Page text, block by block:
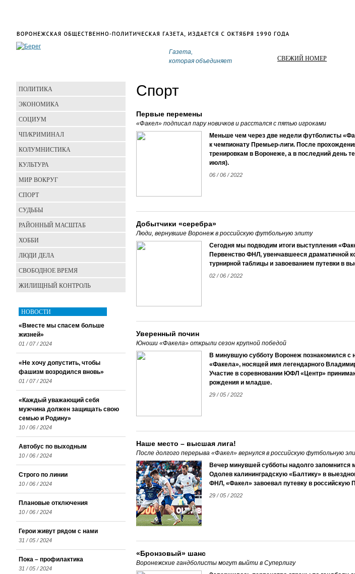
Газета,
которая объединяет
СВЕЖИЙ НОМЕР
Спорт
Первые перемены
«Факел» подписал пару новичков и расстался с пятью игроками
Меньше чем через две недели футболисты
к чемпионату Премьер-лиги. После
тренировкам в Воронеже, а в последний день
июля).
06 / 06 / 2022
Добытчики «серебра»
Люди, вернувшие Воронеж в российскую футбольную элиту
Сегодня мы подводим итоги выступления
Первенство ФНЛ, увенчавшееся драматичной
турнирной таблицы и завоеванием путевки в
02 / 06 / 2022
Уверенный почин
Юноши «Факела» открыли сезон крупной победой
В минувшую субботу Воронеж познакомился
«Факела», носящей имя легендарного
Участие в соревновании ЮФЛ «Центр»
рождения и младше.
29 / 05 / 2022
Наше место – высшая лига!
После долгого перерыва «Факел» вернулся в российскую футбольную
Вечер минувшей субботы надолго
Одолев калининградскую «Балтику» в
ФНЛ, «Факел» завоевал путевку в российскую
29 / 05 / 2022
«Бронзовый» шанс
Воронежские гандболисты могут выйти в Суперлигу
ПОЛИТИКА
ЭКОНОМИКА
СОЦИУМ
ЧП/КРИМИНАЛ
КОЛУМНИСТИКА
КУЛЬТУРА
МИР ВОКРУГ
СПОРТ
СУДЬБЫ
РАЙОННЫЙ МАСШТАБ
ХОББИ
ЛЮДИ ДЕЛА
СВОБОДНОЕ ВРЕМЯ
ЖИЛИЩНЫЙ КОНТРОЛЬ
НОВОСТИ
«Вместе мы спасем больше
жизней»
01 / 07 / 2024
«Не хочу допустить, чтобы
фашизм возродился вновь»
01 / 07 / 2024
«Каждый уважающий себя
мужчина должен защищать свою
семью и Родину»
10 / 06 / 2024
Автобус по выходным
10 / 06 / 2024
Строго по линии
10 / 06 / 2024
Плановые отключения
10 / 06 / 2024
Герои живут рядом с нами
31 / 05 / 2024
Пока – профилактика
31 / 05 / 2024